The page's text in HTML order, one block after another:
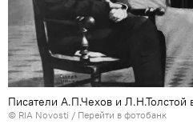
Писатели А.П.Чехов и Л.Н.Толстой
© RIA Novosti / Перейти в фотобанк